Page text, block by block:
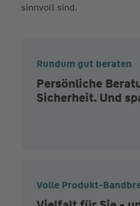
sinnvoll sind.
Rundum gut beraten
Persönliche
Sicherheit. Und
Volle Produkt-